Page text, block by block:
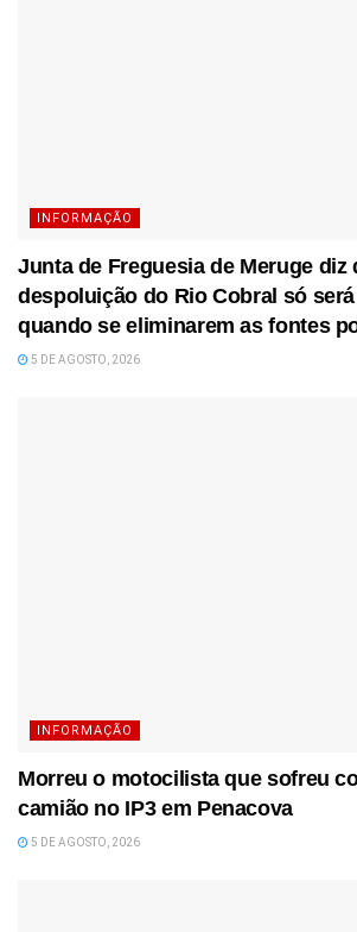
INFORMAÇÃO
Junta de Freguesia de Meruge diz
despoluição do Rio Cobral só
quando se eliminarem as fontes
5 DE AGOSTO, 2026
INFORMAÇÃO
Morreu o motocilista que sofreu
camião no IP3 em Penacova
5 DE AGOSTO, 2026